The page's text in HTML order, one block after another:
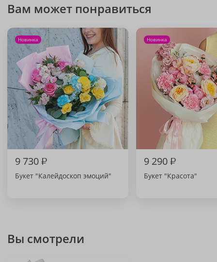
Вам может понравиться
Новинка
9 730₽
Букет "Калейдоскоп эмоций"
Новинка
9 290₽
Букет "Красота"
Вы смотрели